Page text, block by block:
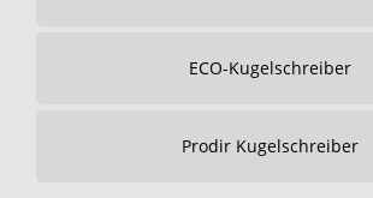
ECO-Kugelschreiber
Prodir Kugelschreiber